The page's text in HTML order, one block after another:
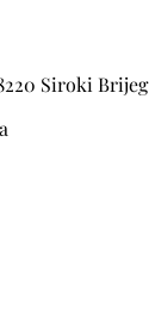
Siroki Brijeg